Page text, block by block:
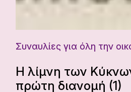
Συναυλίες για όλη την
Η λίμνη των
πρώτη διανομή (1)